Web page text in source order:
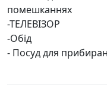
помешканнях
-ТЕЛЕВІЗОР
-Обід
- Посуд для